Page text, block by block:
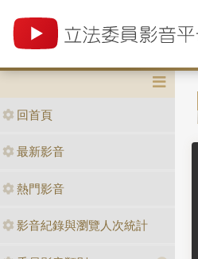
回首頁
最新影音
熱門影音
影音紀錄與瀏覽人次統計